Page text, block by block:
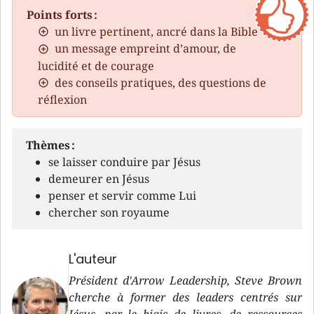
Points forts :
un livre pertinent, ancré dans la Bible
un message empreint d’amour, de
lucidité et de courage
des conseils pratiques, des questions de
réflexion
Thèmes :
se laisser conduire par Jésus
demeurer en Jésus
penser et servir comme Lui
chercher son royaume
L'auteur
Président d'Arrow Leadership, Steve Brown
cherche à former des leaders centrés sur